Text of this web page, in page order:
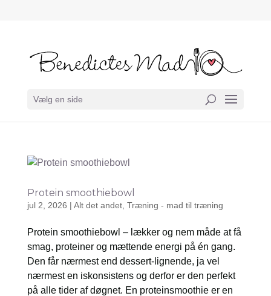
Vælg en side
Protein smoothiebowl
jul 2, 2026 | Alt det andet, Træning - mad til træning
Protein smoothiebowl – lækker og nem måde at få
smag, proteiner og mættende energi på én gang.
Den får nærmest end dessert-lignende, ja vel
nærmest en iskonsistens og derfor er den perfekt
på alle tider af døgnet. En proteinsmoothie er en